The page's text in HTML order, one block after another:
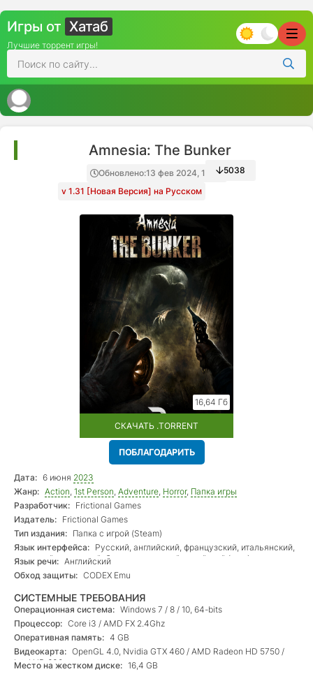
Игры от Хатаб
Лучшие торрент игры!
Amnesia: The Bunker
Обновлено:13 фев 2024, 10:07
v 1.31 [Новая Версия] на Русском
5038
16,64 Гб
СКАЧАТЬ .TORRENT
ПОБЛАГОДАРИТЬ
Дата: 6 июня 2023
Жанр: Action, 1st Person, Adventure, Horror, Папка игры
Разработчик: Frictional Games
Издатель: Frictional Games
Тип издания: Папка с игрой (Steam)
Язык интерфейса: Русский, английский, французский, итальянский,
немецкий, испанский, бр. португальский, китайский (упр.)
Язык речи: Английский
Обход защиты: CODEX Emu
СИСТЕМНЫЕ ТРЕБОВАНИЯ
Операционная система: Windows 7 / 8 / 10, 64-bits
Процессор: Core i3 / AMD FX 2.4Ghz
Оперативная память: 4 GB
Видеокарта: OpenGL 4.0, Nvidia GTX 460 / AMD Radeon HD 5750 /
Intel HD 630
Место на жестком диске: 16,4 GB